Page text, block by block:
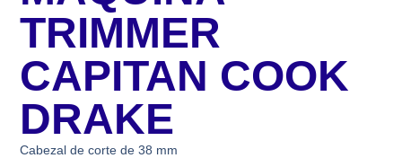
TRIMMER
CAPITAN COOK
DRAKE
Cabezal de corte de 38 mm